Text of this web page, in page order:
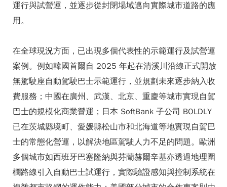
運行與試營運，並逐步從封閉場域邁向實際城市道路的應
用。
在全球現況方面，已出現多個代表性的示範運行及試營運
案例。例如韓國首爾自 2025 年起在清溪川沿線正式開放
無駕駛座自動駕駛巴士示範運行，並規劃未來逐步納入收
費服務；中國在廣州、武漢、北京、重慶等城市實現自駕
巴士的規模化商業營運；日本 SoftBank 子公司 BOLDLY
已在茨城縣境町、愛媛縣松山市和北海道等地實現自駕巴
士的常態化營運，以解決地區駕駛人力不足的問題。歐洲
多個城市如西班牙巴塞隆納與芬蘭赫爾辛基亦透過地理圍
欄路線引入自動巴士試運行，實際驗證感知與控制系統在